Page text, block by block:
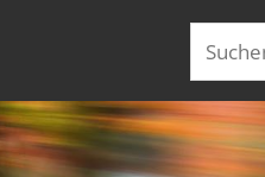
Suchen